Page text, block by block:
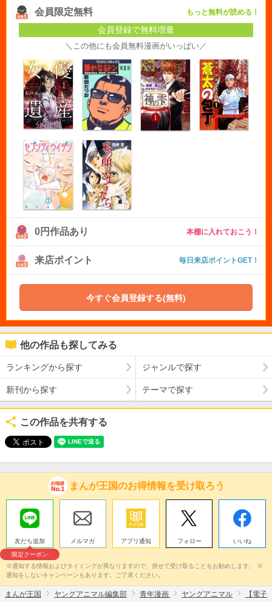
会員限定無料 もっと無料が読める！
会員登録で無料増量
＼この他にも会員無料漫画がいっぱい／
0円作品あり 本棚に入れておこう！
来店ポイント 毎日来店ポイントGET！
今すぐ会員登録する(無料)
他の作品も探してみる
ランキングから探す ジャンルで探す
新刊から探す テーマで探す
この作品を共有する
まんが王国のお得情報を受け取ろう
友だち追加
限定クーポン
メルマガ アプリ通知 フォロー いいね
※通知する情報およびタイミングが異なりますので、併せて受け取ることをお勧めします。 ※
通知をしないキャンペーンもあります。ご了承ください。
まんが王国 ヤングアニマル編集部 青年漫画 ヤングアニマル 【電子